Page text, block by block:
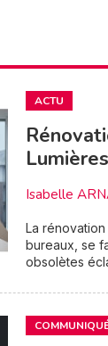
ACTU
Isabelle
La
bureaux, se
obsolètes